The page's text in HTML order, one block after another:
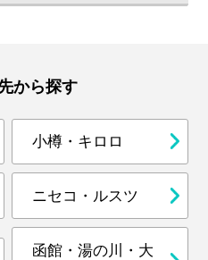
から探す
小樽・キロロ
ニセコ・ルスツ
函館・湯の川・大